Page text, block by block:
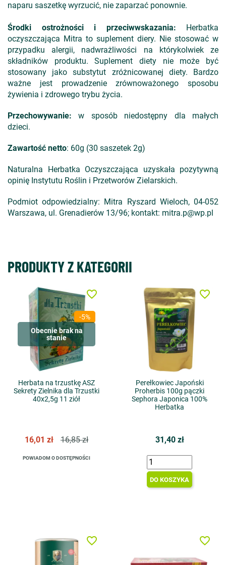
naparu saszetkę wyrzucić, nie zaparzać ponownie.
Środki ostrożności i przeciwwskazania: Herbatka
oczyszczająca Mitra to suplement diery. Nie stosować w
przypadku alergii, nadwrażliwości na którykolwiek ze
składników produktu. Suplement diety nie może być
stosowany jako substytut zróżnicowanej diety. Bardzo
ważne jest prowadzenie zrównoważonego sposobu
żywienia i zdrowego trybu życia.
Przechowywanie: w sposób niedostępny dla małych
dzieci.
Zawartość netto: 60g (30 saszetek 2g)
Naturalna Herbatka Oczyszczająca uzyskała pozytywną
opinię Instytutu Roślin i Przetworów Zielarskich.
Podmiot odpowiedzialny: Mitra Ryszard Wieloch, 04-052
Warszawa, ul. Grenadierów 13/96; kontakt: mitra.p@wp.pl
PRODUKTY Z KATEGORII
-5%
Obecnie brak na
stanie
Herbata na trzustkę ASZ
Sekrety Zielnika dla Trzustki
40x2,5g 11 ziół
16,01 zł 16,85 zł
POWIADOM O DOSTĘPNOŚCI
favorite_border
Perełkowiec Japoński
Proherbis 100g pączki
Sephora Japonica 100%
Herbatka
31,40 zł
DO KOSZYKA
favorite_border
favorite_border favorite_border